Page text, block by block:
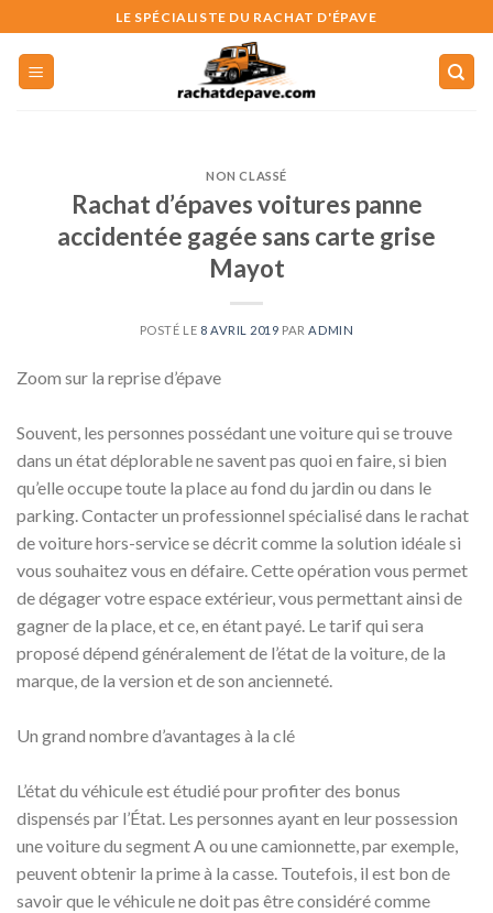
to
content
LE SPÉCIALISTE DU RACHAT D'ÉPAVE
NON CLASSÉ
Rachat d’épaves voitures panne
accidentée gagée sans carte grise
Mayot
POSTÉ LE 8 AVRIL 2019 PAR ADMIN
Zoom sur la reprise d’épave
Souvent, les personnes possédant une voiture qui se trouve
dans un état déplorable ne savent pas quoi en faire, si bien
qu’elle occupe toute la place au fond du jardin ou dans le
parking. Contacter un professionnel spécialisé dans le rachat
de voiture hors-service se décrit comme la solution idéale si
vous souhaitez vous en défaire. Cette opération vous permet
de dégager votre espace extérieur, vous permettant ainsi de
gagner de la place, et ce, en étant payé. Le tarif qui sera
proposé dépend généralement de l’état de la voiture, de la
marque, de la version et de son ancienneté.
Un grand nombre d’avantages à la clé
L’état du véhicule est étudié pour profiter des bonus
dispensés par l’État. Les personnes ayant en leur possession
une voiture du segment A ou une camionnette, par exemple,
peuvent obtenir la prime à la casse. Toutefois, il est bon de
savoir que le véhicule ne doit pas être considéré comme